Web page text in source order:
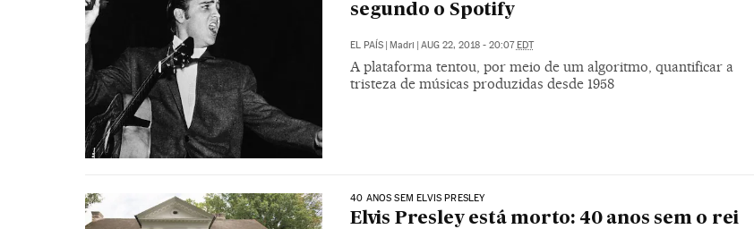
segundo o Spotify
EL PAÍS Madri AUG 22, 2018 - 20:07 EDT
A plataforma tentou, por meio de um algoritmo, quantificar a
tristeza de músicas produzidas desde 1958
40 ANOS SEM ELVIS PRESLEY
Elvis Presley está morto: 40 anos sem o rei